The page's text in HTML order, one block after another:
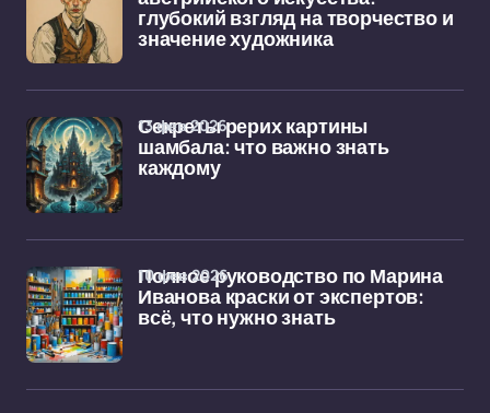
глубокий взгляд на творчество и
значение художника
Секреты рерих картины
шамбала: что важно знать
каждому
13 фев 2026
Полное руководство по Марина
Иванова краски от экспертов:
всё, что нужно знать
10 фев 2026